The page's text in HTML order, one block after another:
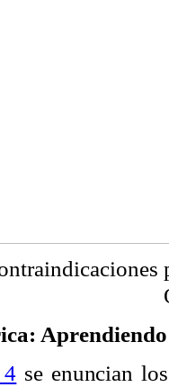
4 se enuncian